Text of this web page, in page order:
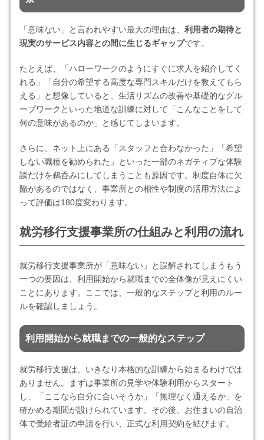
「意味ない」と言われやすい最大の理由は、 利用者の期待と
現実のサービス内容との間に生じるギャップです。
たとえば、「ハローワークのようにすぐに求人を紹介してく
れる」「自分の希望する高度な専門スキルだけを教えてもら
える」と想像していると、生活リズムの改善や基礎的なグル
ープワークといった地道な訓練に対して「こんなことをして
何の意味があるのか」と感じてしまいます。
さらに、ネット上にある「スタッフと合わなかった」「希望
しない職種を勧められた」といった一部のネガティブな体験
談だけを鵜呑みにしてしまうことも原因です。制度自体に欠
陥があるのではなく、事業所との相性や制度の活用方法によ
って評価は180度変わります。
就労移行支援事業所の仕組みと利用の流れ
就労移行支援事業所が「意味ない」と誤解されてしまうもう
一つの要因は、利用開始から就職までの全体像が見えにくい
ことにあります。ここでは、一般的なステップと利用のルー
ルを確認しましょう。
利用開始から就職までの一般的なステップ
就労移行支援は、いきなり本格的な訓練から始まるわけでは
ありません。まずは事業所の見学や体験利用からスタート
し、「ここなら自分に合いそうか」「無理なく通えるか」を
確かめる期間が設けられています。その後、お住まいの自治
体で受給者証の申請を行い、正式な利用契約を結びます。